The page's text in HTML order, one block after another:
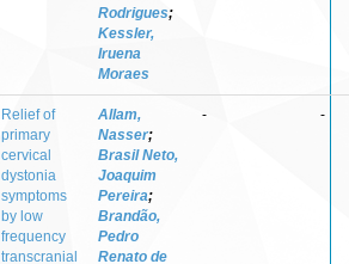
Rodrigues;
Kessler,
Iruena
Moraes
Relief of
primary
cervical
dystonia
symptoms
by low
frequency
transcranial
Allam,
Nasser;
Brasil Neto,
Joaquim
Pereira;
Brandão,
Pedro
Renato de
- -